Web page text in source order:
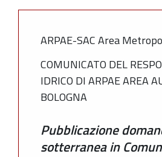
ARPAE-SAC Area
COMUNICATO DEL
IDRICO DI ARPAE AREA
BOLOGNA
Pubblicazione
sotterranea in